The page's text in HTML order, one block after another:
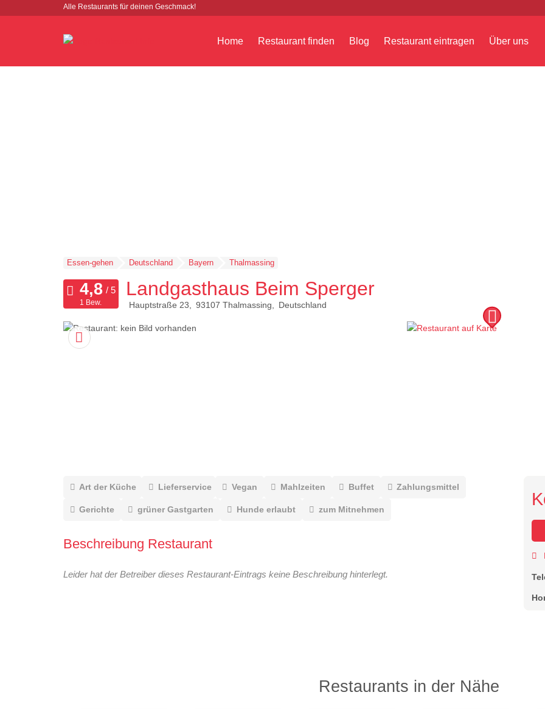
Alle Restaurants für deinen Geschmack!
Home Restaurant finden Blog Restaurant eintragen Über uns
Essen-gehen Deutschland Bayern Thalmassing
Landgasthaus Beim Sperger
Hauptstraße 23 93107 Thalmassing Deutschland
1 Bew.
Art der Küche Lieferservice Vegan Mahlzeiten Buffet Zahlungsmittel
Gerichte grüner Gastgarten Hunde erlaubt zum Mitnehmen
Beschreibung Restaurant
Leider hat der Betreiber dieses Restaurant-Eintrags keine Beschreibung hinterlegt.
Restaurants in der Nähe